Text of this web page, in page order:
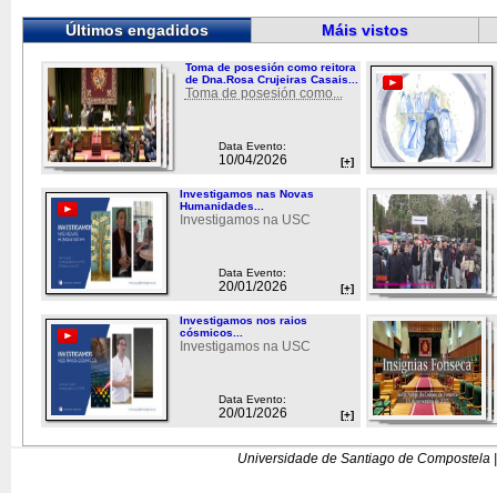
Últimos engadidos Máis vistos
Toma de posesión como reitora
de Dna.Rosa Crujeiras Casais...
Toma de posesión como...
Data Evento:
10/04/2026 [+]
Investigamos nas Novas
Humanidades...
Investigamos na USC
Data Evento:
20/01/2026 [+]
Investigamos nos raios
cósmicos...
Investigamos na USC
Data Evento:
20/01/2026 [+]
Universidade de Santiago de